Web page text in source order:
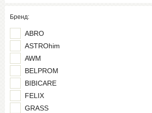
Бренд:
ABRO
ASTROhim
AWM
BELPROM
BIBICARE
FELIX
GRASS